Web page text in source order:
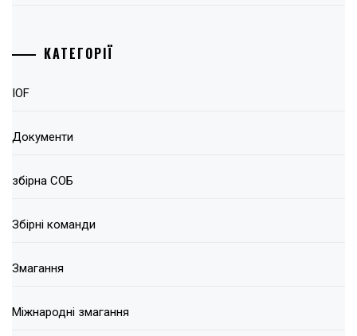
КАТЕГОРІЇ
IOF
Документи
збірна СОБ
Збірні команди
Змагання
Міжнародні змагання